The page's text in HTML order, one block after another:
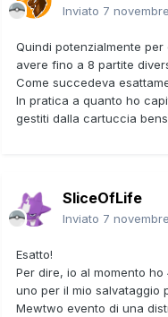
Inviato 7
Quindi potenzialmente
avere fino a 8 partite
Come succedeva
In pratica a quanto ho
gestiti dalla cartuccia
SliceOfLife
Inviato 7
Esatto!
Per dire, io al momento
uno per il mio salvataggio
Mewtwo evento di una